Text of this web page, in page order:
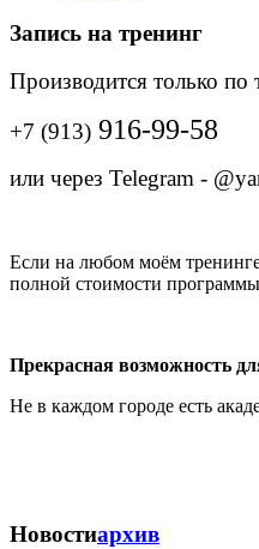
Запись на тренинг
Производится только по
+7 (913) 916-99-58
или через Telegram -
Если на любом моём
полной стоимости
Прекрасная возможность
Не в каждом городе есть
Новостиархив